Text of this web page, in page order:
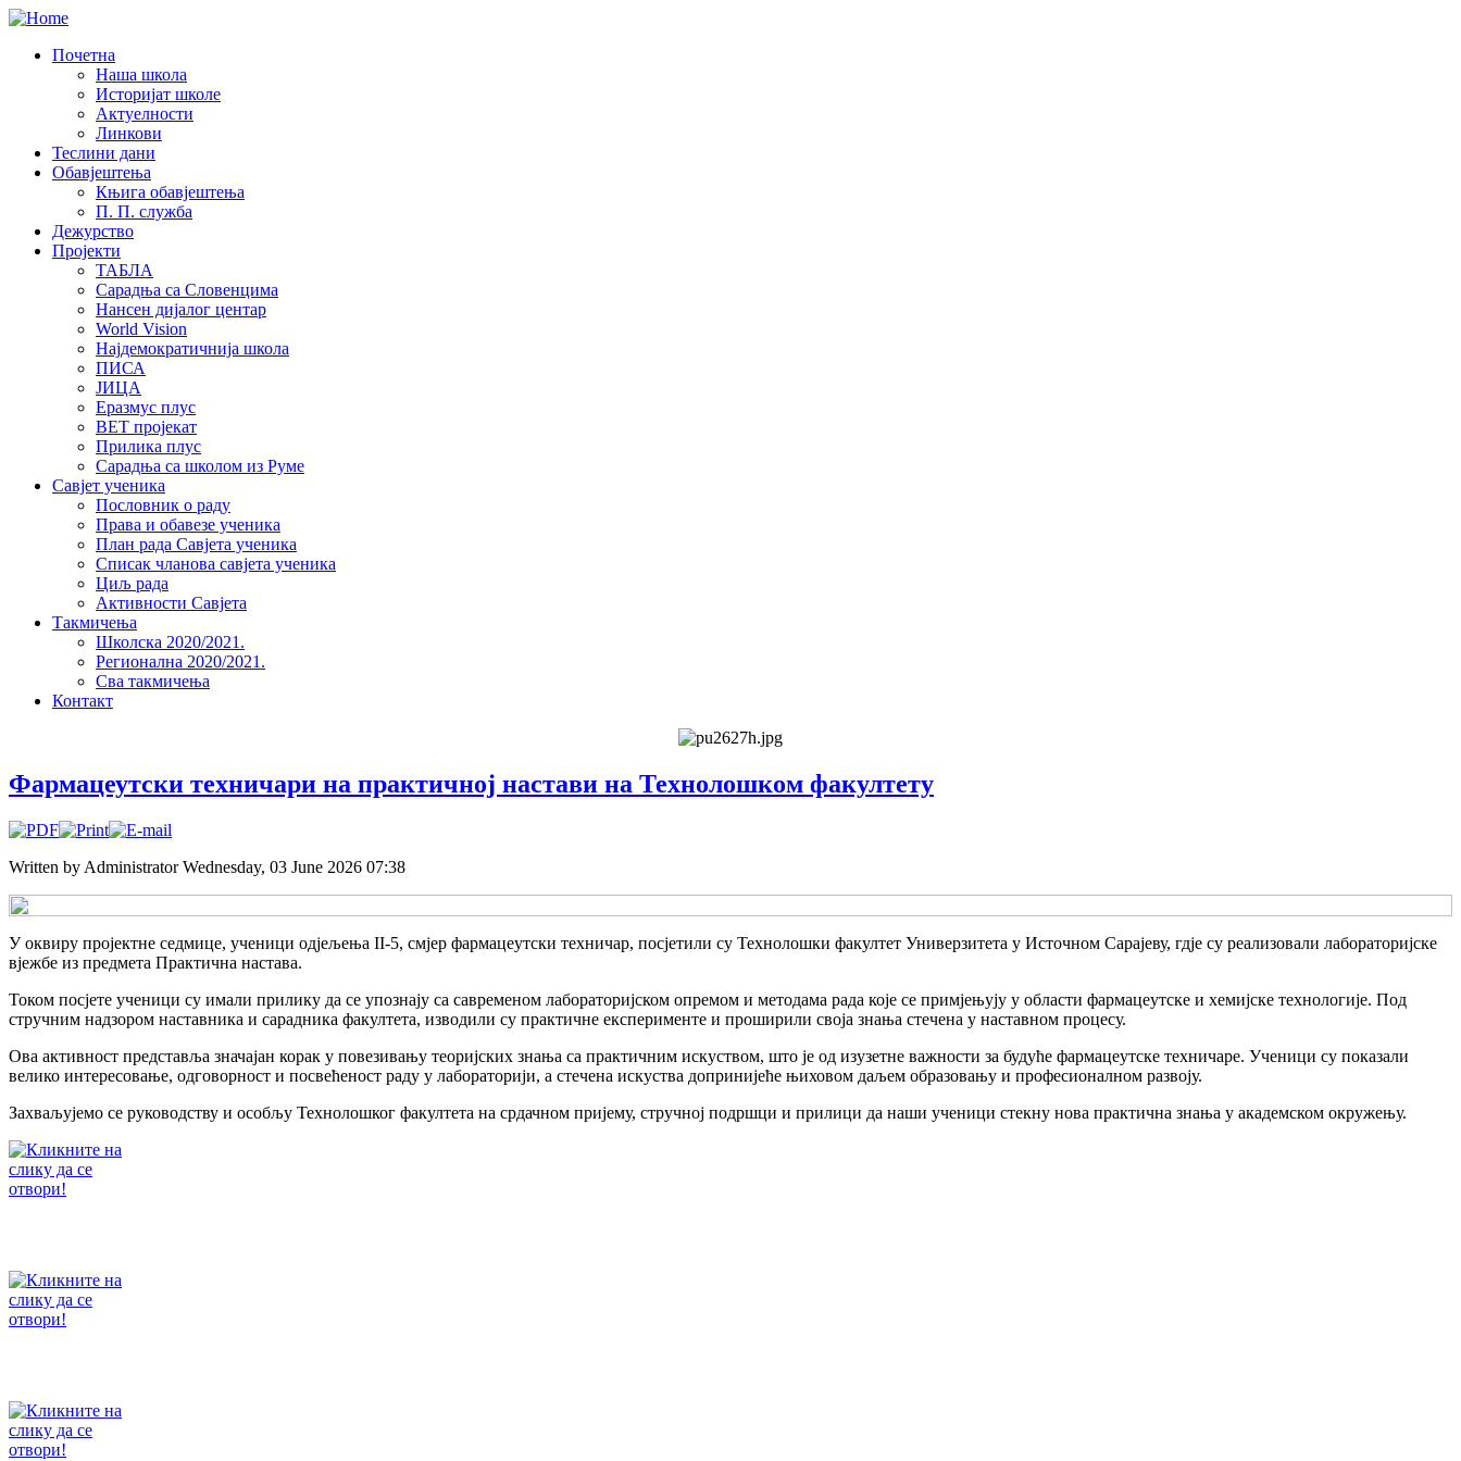
Почетна
Наша школа
Историјат школе
Актуелности
Линкови
Теслини дани
Обавјештења
Књига обавјештења
П. П. служба
Дежурство
Пројекти
ТАБЛА
Сарадња са Словенцима
Нансен дијалог центар
World Vision
Најдемократичнија школа
ПИСА
ЈИЦА
Еразмус плус
ВЕТ пројекат
Прилика плус
Сарадња са школом из Руме
Савјет ученика
Пословник о раду
Права и обавезе ученика
План рада Савјета ученика
Списак чланова савјета ученика
Циљ рада
Активности Савјета
Такмичења
Школска 2020/2021.
Регионална 2020/2021.
Сва такмичења
Контакт
Фармацеутски техничари на практичној настави на Технолошком факултету
Written by AdministratorWednesday, 03 June 2026 07:38
У оквиру пројектне седмице, ученици одјељења II-5, смјер фармацеутски техничар, посјетили су Технолошки факултет Универзитета у Источном Сарајеву, гдје су реализовали лабораторијске
вјежбе из предмета Практична настава.
Током посјете ученици су имали прилику да се упознају са савременом лабораторијском опремом и методама рада које се примјењују у области фармацеутске и хемијске технологије. Под
стручним надзором наставника и сарадника факултета, изводили су практичне експерименте и проширили своја знања стечена у наставном процесу.
Ова активност представља значајан корак у повезивању теоријских знања са практичним искуством, што је од изузетне важности за будуће фармацеутске техничаре. Ученици су показали
велико интересовање, одговорност и посвећеност раду у лабораторији, а стечена искуства допринијеће њиховом даљем образовању и професионалном развоју.
Захваљујемо се руководству и особљу Технолошког факултета на срдачном пријему, стручној подршци и прилици да наши ученици стекну нова практична знања у академском окружењу.